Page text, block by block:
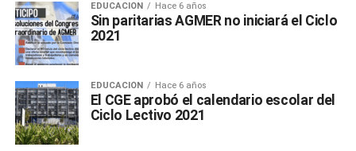
EDUCACIÓN Hace 6 años
Sin paritarias AGMER no iniciará el Ciclo
2021
EDUCACIÓN Hace 6 años
El CGE aprobó el calendario escolar del
Ciclo Lectivo 2021